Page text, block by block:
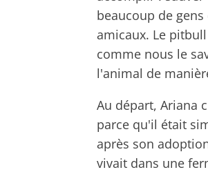
beaucoup de
amicaux. Le
comme nous le
l'animal de
Au départ, Ariana
parce qu'il était
après son
vivait dans une